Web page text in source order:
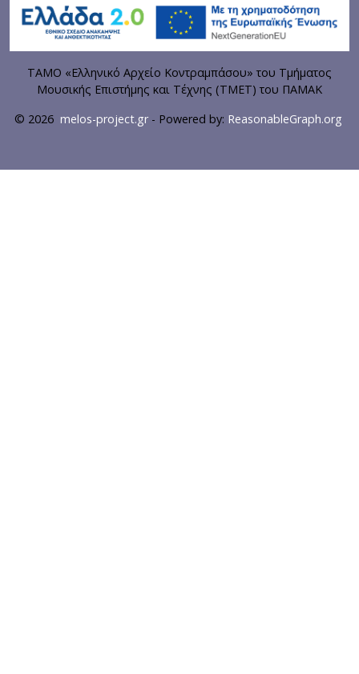
ΤΑΜΟ «Ελληνικό Αρχείο Κοντραμπάσου» του Τμήματος
Μουσικής Επιστήμης και Τέχνης (ΤΜΕΤ) του ΠΑΜΑΚ
© 2026 melos-project.gr- Powered by: ReasonableGraph.org